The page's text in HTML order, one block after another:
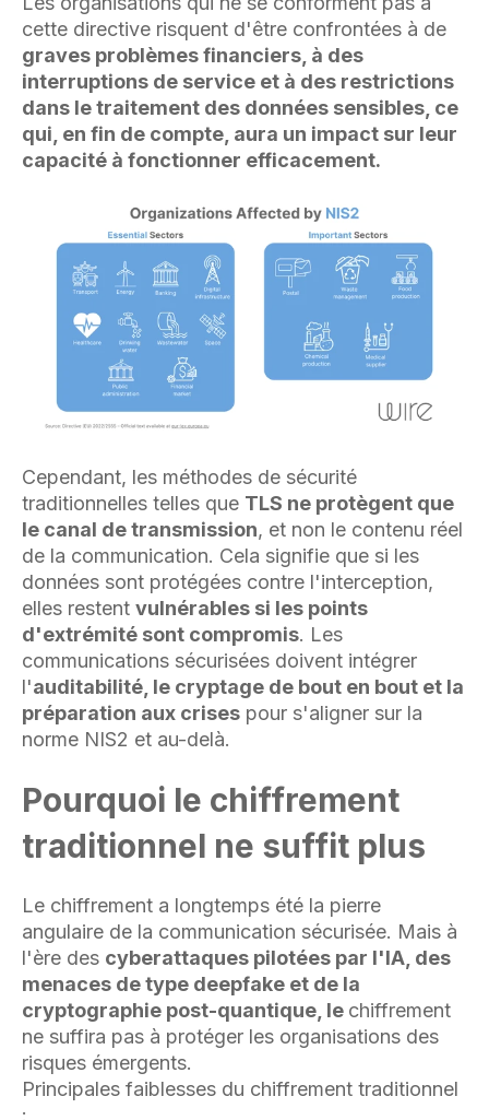
cette directive risquent d'être confrontées à de
graves problèmes financiers, à des
interruptions de service et à des restrictions
dans le traitement des données sensibles, ce
qui, en fin de compte, aura un impact sur leur
capacité à fonctionner efficacement.
Cependant, les méthodes de sécurité
traditionnelles telles que TLS ne protègent que
le canal de transmission, et non le contenu réel
de la communication. Cela signifie que si les
données sont protégées contre l'interception,
elles restent vulnérables si les points
d'extrémité sont compromis. Les
communications sécurisées doivent intégrer
l'auditabilité, le cryptage de bout en bout et la
préparation aux crises pour s'aligner sur la
norme NIS2 et au-delà.
Pourquoi le chiffrement
traditionnel ne suffit plus
Le chiffrement a longtemps été la pierre
angulaire de la communication sécurisée. Mais à
l'ère des cyberattaques pilotées par l'IA, des
menaces de type deepfake et de la
cryptographie post-quantique, le chiffrement
ne suffira pas à protéger les organisations des
risques émergents.
Principales faiblesses du chiffrement traditionnel